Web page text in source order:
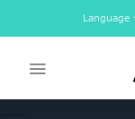
to
Language